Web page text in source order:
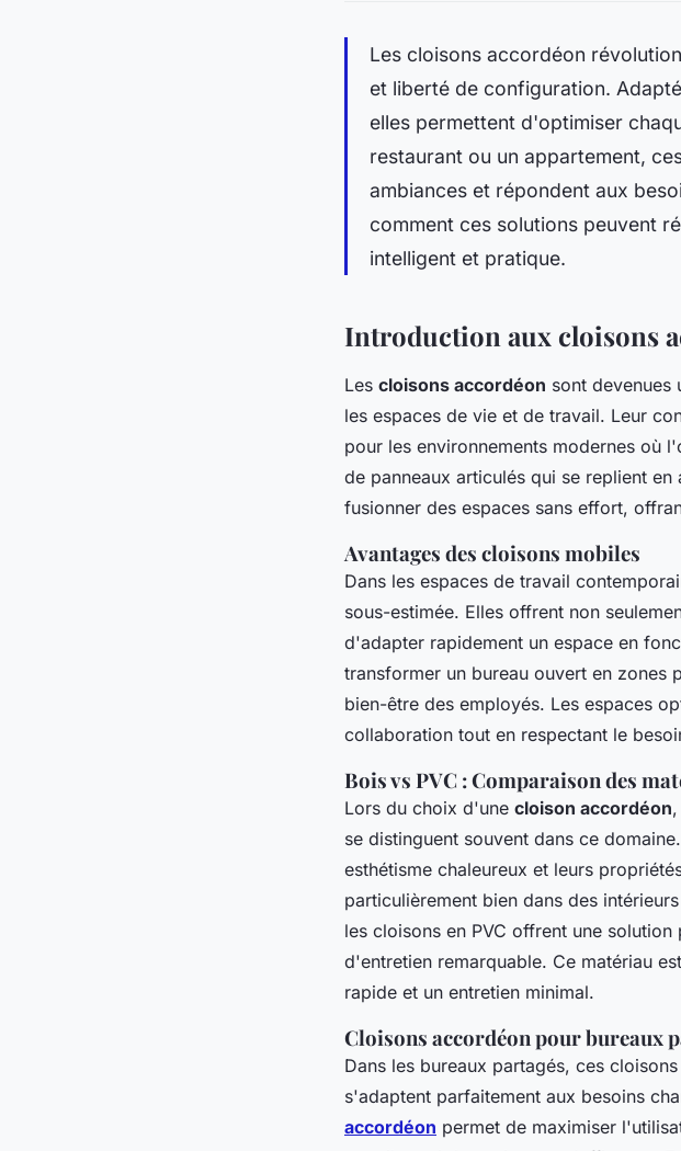
Les cloisons accordéon
et liberté de configuration.
elles permettent d'optimiser
restaurant ou un appartement,
ambiances et répondent aux
comment ces solutions peuvent
intelligent et pratique.
Introduction aux cloisons
Les cloisons accordéon sont devenues
les espaces de vie et de travail. Leur
pour les environnements modernes où
de panneaux articulés qui se replient
fusionner des espaces sans effort,
Avantages des cloisons mobiles
Dans les espaces de travail
sous-estimée. Elles offrent non
d'adapter rapidement un espace en
transformer un bureau ouvert en
bien-être des employés. Les espaces
collaboration tout en respectant le
Bois vs PVC : Comparaison des
Lors du choix d'une cloison accordéon
se distinguent souvent dans ce
esthétisme chaleureux et leurs
particulièrement bien dans des
les cloisons en PVC offrent une
d'entretien remarquable. Ce matériau
rapide et un entretien minimal.
Cloisons accordéon pour bureaux
Dans les bureaux partagés, ces
s'adaptent parfaitement aux besoins
accordéon permet de maximiser